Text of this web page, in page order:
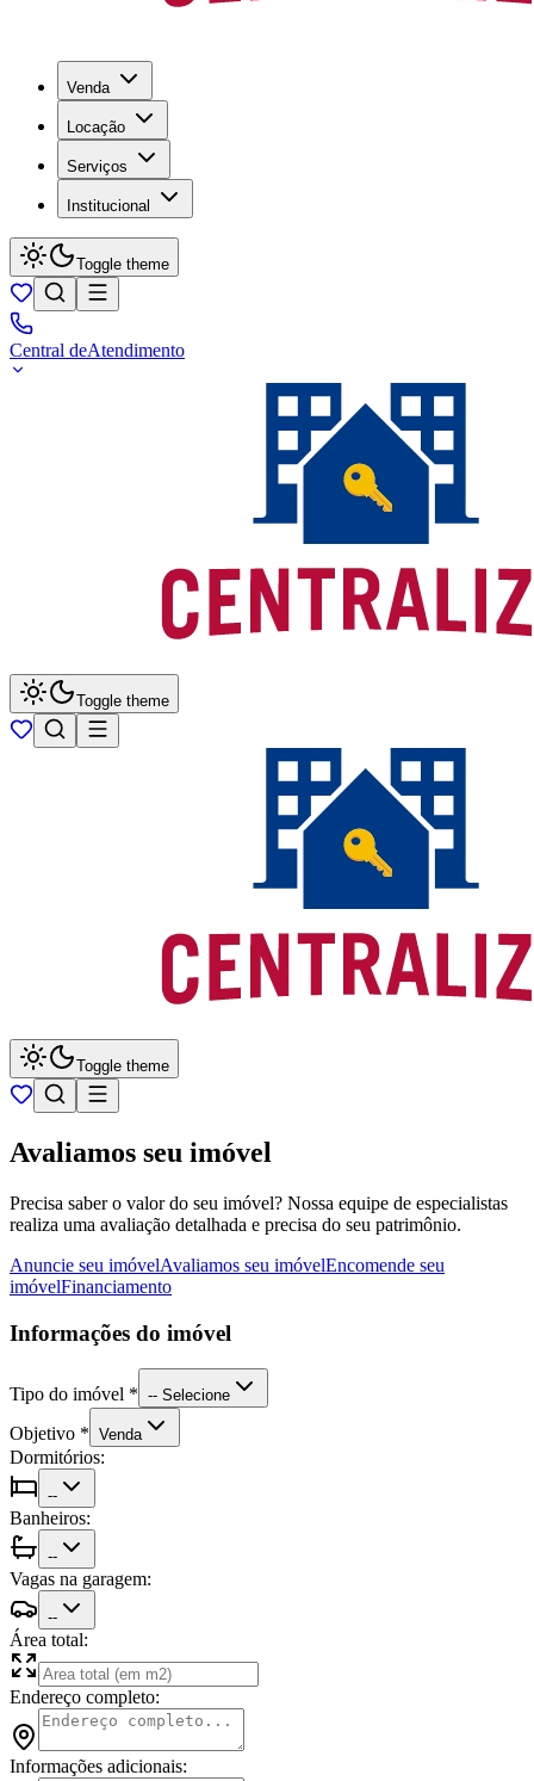
Venda
Locação
Serviços
Institucional
Toggle theme
Central deAtendimento
Toggle theme
Toggle theme
Avaliamos seu imóvel
Precisa saber o valor do seu imóvel? Nossa equipe de especialistas
realiza uma avaliação detalhada e precisa do seu patrimônio.
Anuncie seu imóvelAvaliamos seu imóvelEncomende seu
imóvelFinanciamento
Informações do imóvel
Tipo do imóvel * -- Selecione
Objetivo * Venda
Dormitórios:
--
Banheiros:
--
Vagas na garagem:
--
Área total:
Endereço completo:
Informações adicionais: